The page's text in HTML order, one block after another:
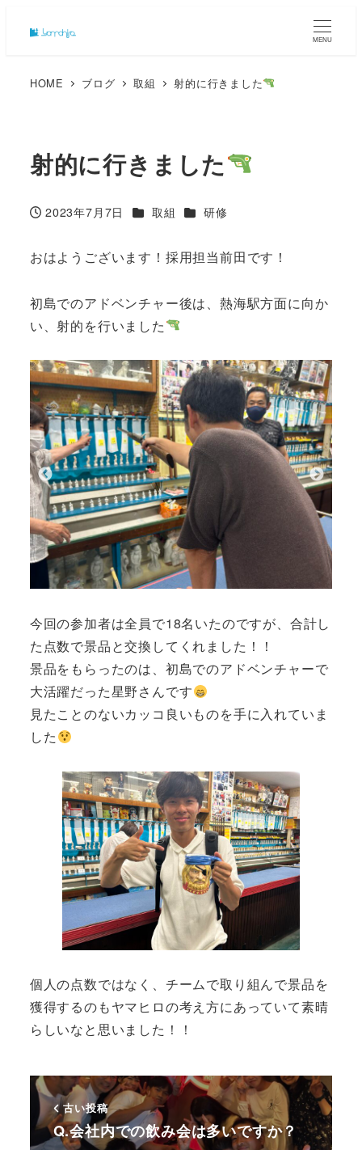
MENU
HOME ブログ 取組 射的に行きました
射的に行きました
投稿日
2023年7月7日 カテゴリー
取組 カテゴリー
研修
おはようございます！採用担当前田です！
初島でのアドベンチャー後は、熱海駅方面に向か
い、射的を行いました
今回の参加者は全員で18名いたのですが、合計し
た点数で景品と交換してくれました！！
景品をもらったのは、初島でのアドベンチャーで
大活躍だった星野さんです
見たことのないカッコ良いものを手に入れていま
した
個人の点数ではなく、チームで取り組んで景品を
獲得するのもヤマヒロの考え方にあっていて素晴
らしいなと思いました！！
古い投稿
Q.会社内での飲み会は多いですか？